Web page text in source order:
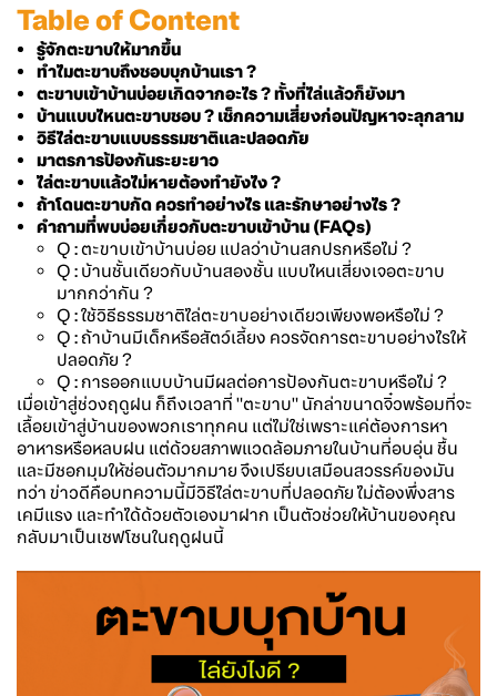
Table of Content
รู้จักตะขาบให้มากขึ้น
ทำไมตะขาบถึงชอบบุกบ้านเรา ?
ตะขาบเข้าบ้านบ่อยเกิดจากอะไร ? ทั้งที่ไล่แล้วก็ยังมา
บ้านแบบไหนตะขาบชอบ ? เช็กความเสี่ยงก่อนปัญหาจะลุกลาม
วิธีไล่ตะขาบแบบธรรมชาติและปลอดภัย
มาตรการป้องกันระยะยาว
ไล่ตะขาบแล้วไม่หายต้องทำยังไง ?
ถ้าโดนตะขาบกัด ควรทำอย่างไร และรักษาอย่างไร ?
คำถามที่พบบ่อยเกี่ยวกับตะขาบเข้าบ้าน (FAQs)
Q : ตะขาบเข้าบ้านบ่อย แปลว่าบ้านสกปรกหรือไม่ ?
Q : บ้านชั้นเดียวกับบ้านสองชั้น แบบไหนเสี่ยงเจอตะขาบ
มากกว่ากัน ?
Q : ใช้วิธีธรรมชาติไล่ตะขาบอย่างเดียวเพียงพอหรือไม่ ?
Q : ถ้าบ้านมีเด็กหรือสัตว์เลี้ยง ควรจัดการตะขาบอย่างไรให้
ปลอดภัย ?
Q : การออกแบบบ้านมีผลต่อการป้องกันตะขาบหรือไม่ ?
เมื่อเข้าสู่ช่วงฤดูฝน ก็ถึงเวลาที่ "ตะขาบ" นักล่าขนาดจิ๋วพร้อมที่จะ
เลื้อยเข้าสู่บ้านของพวกเราทุกคน แต่ไม่ใช่เพราะแค่ต้องการหา
อาหารหรือหลบฝน แต่ด้วยสภาพแวดล้อมภายในบ้านที่อบอุ่น ชื้น
และมีซอกมุมให้ซ่อนตัวมากมาย จึงเปรียบเสมือนสวรรค์ของมัน
ทว่า ข่าวดีคือบทความนี้มีวิธีไล่ตะขาบที่ปลอดภัย ไม่ต้องพึ่งสาร
เคมีแรง และทำได้ด้วยตัวเองมาฝาก เป็นตัวช่วยให้บ้านของคุณ
กลับมาเป็นเซฟโซนในฤดูฝนนี้